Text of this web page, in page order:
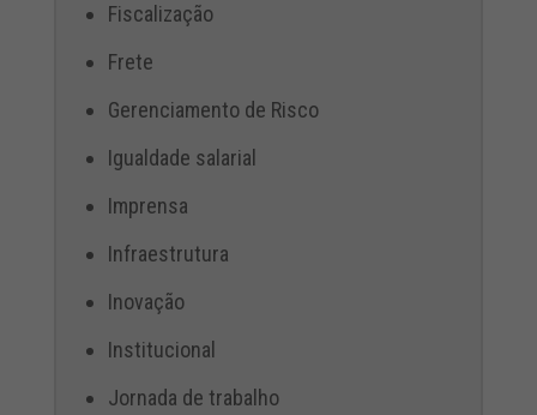
Fiscalização
Frete
Gerenciamento de Risco
Igualdade salarial
Imprensa
Infraestrutura
Inovação
Institucional
Jornada de trabalho